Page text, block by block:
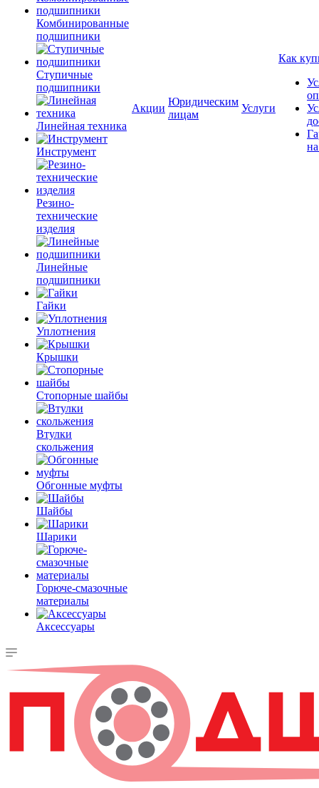
Комбинированные
подшипники
Ступичные
подшипники
Линейная техника
Инструмент
Резино-
технические
изделия
Линейные
подшипники
Гайки
Уплотнения
Крышки
Стопорные шайбы
Втулки
скольжения
Обгонные муфты
Шайбы
Шарики
Горюче-смазочные
материалы
Аксессуары
Акции
Юридическим
лицам
Услуги
Как